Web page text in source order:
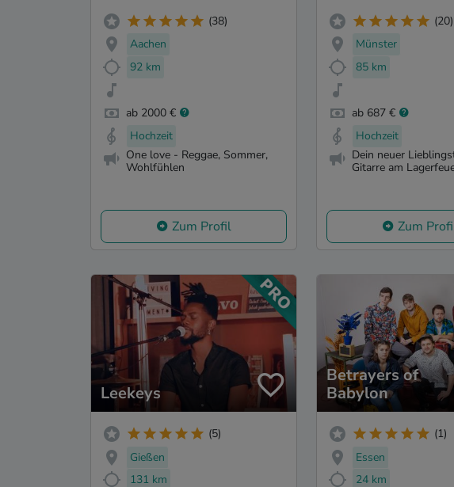
(38)
Aachen
92 km
ab 2000 €
Hochzeit
One love - Reggae, Sommer,
Wohlfühlen
Zum Profil
(20)
Münster
85 km
ab 687 €
Hochzeit
Dein neuer
Gitarre am
Zum
Leekeys
(5)
Gießen
131 km
Betrayers of
Babylon
(1)
Essen
24 km